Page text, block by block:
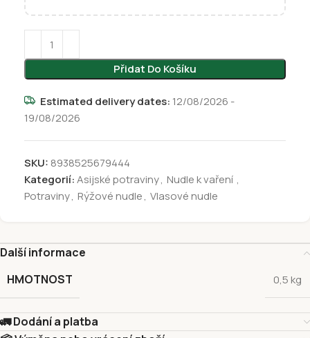
Přidat Do Košíku
Estimated delivery dates: 12/08/2026 -
19/08/2026
SKU: 8938525679444
Kategorií:Asijské potraviny, Nudle k vaření ,
Potraviny, Rýžové nudle, Vlasové nudle
Další informace
HMOTNOST
0,5 kg
🚛 Dodání a platba